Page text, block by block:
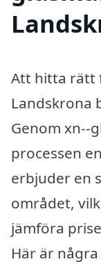
Att hitta rätt
Landskrona
Genom xn--
processen
erbjuder en
området,
jämföra
Här är